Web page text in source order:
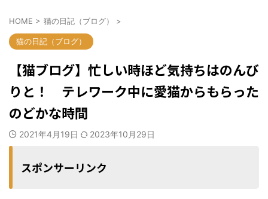
HOME > 猫の日記（ブログ） >
猫の日記（ブログ）
【猫ブログ】忙しい時ほど気持ちはのんび
りと！ テレワーク中に愛猫からもらった
のどかな時間
2021年4月19日 2023年10月29日
スポンサーリンク